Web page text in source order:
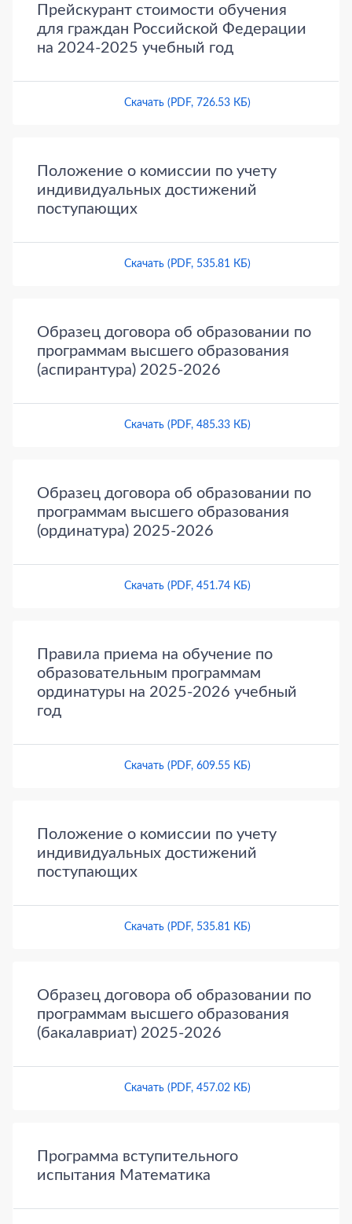
Прейскурант стоимости обучения
для граждан Российской Федерации
на 2024-2025 учебный год
Скачать (PDF, 726.53 КБ)
Положение о комиссии по учету
индивидуальных достижений
поступающих
Скачать (PDF, 535.81 КБ)
Образец договора об образовании по
программам высшего образования
(аспирантура) 2025-2026
Скачать (PDF, 485.33 КБ)
Образец договора об образовании по
программам высшего образования
(ординатура) 2025-2026
Скачать (PDF, 451.74 КБ)
Правила приема на обучение по
образовательным программам
ординатуры на 2025-2026 учебный
год
Скачать (PDF, 609.55 КБ)
Положение о комиссии по учету
индивидуальных достижений
поступающих
Скачать (PDF, 535.81 КБ)
Образец договора об образовании по
программам высшего образования
(бакалавриат) 2025-2026
Скачать (PDF, 457.02 КБ)
Программа вступительного
испытания Математика